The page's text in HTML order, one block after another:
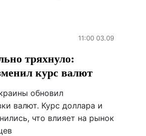
11:00 03.09
тряхнуло:
курс валют
обновил
валют. Курс доллара и
что влияет на рынок